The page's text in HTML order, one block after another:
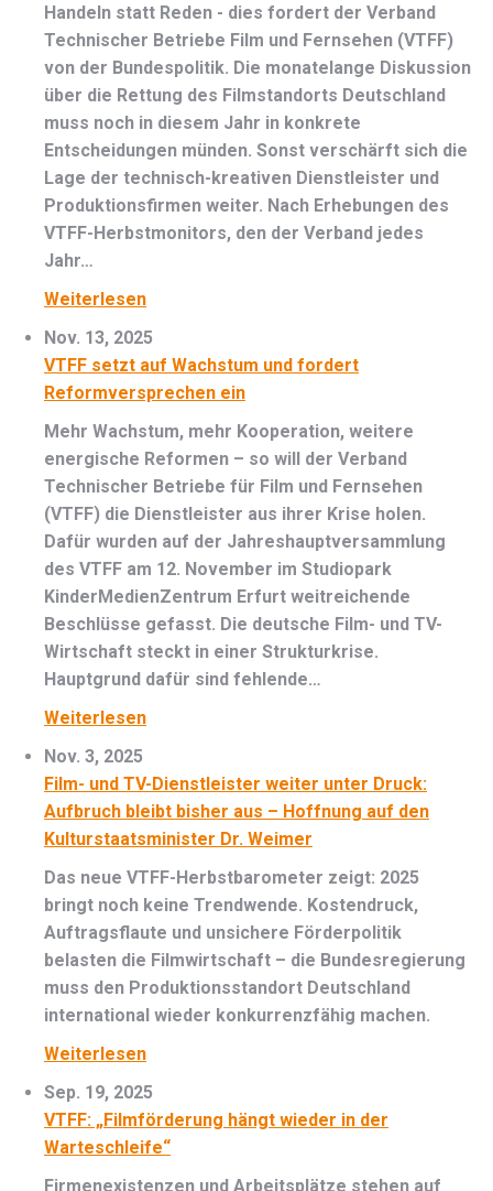
Handeln statt Reden - dies fordert der Verband
Technischer Betriebe Film und Fernsehen (VTFF)
von der Bundespolitik. Die monatelange Diskussion
über die Rettung des Filmstandorts Deutschland
muss noch in diesem Jahr in konkrete
Entscheidungen münden. Sonst verschärft sich die
Lage der technisch-kreativen Dienstleister und
Produktionsfirmen weiter. Nach Erhebungen des
VTFF-Herbstmonitors, den der Verband jedes
Jahr…
Weiterlesen
Nov. 13, 2025
VTFF setzt auf Wachstum und fordert
Reformversprechen ein
Mehr Wachstum, mehr Kooperation, weitere
energische Reformen – so will der Verband
Technischer Betriebe für Film und Fernsehen
(VTFF) die Dienstleister aus ihrer Krise holen.
Dafür wurden auf der Jahreshauptversammlung
des VTFF am 12. November im Studiopark
KinderMedienZentrum Erfurt weitreichende
Beschlüsse gefasst. Die deutsche Film- und TV-
Wirtschaft steckt in einer Strukturkrise.
Hauptgrund dafür sind fehlende…
Weiterlesen
Nov. 3, 2025
Film- und TV-Dienstleister weiter unter Druck:
Aufbruch bleibt bisher aus – Hoffnung auf den
Kulturstaatsminister Dr. Weimer
Das neue VTFF-Herbstbarometer zeigt: 2025
bringt noch keine Trendwende. Kostendruck,
Auftragsflaute und unsichere Förderpolitik
belasten die Filmwirtschaft – die Bundesregierung
muss den Produktionsstandort Deutschland
international wieder konkurrenzfähig machen.
Weiterlesen
Sep. 19, 2025
VTFF: „Filmförderung hängt wieder in der
Warteschleife“
Firmenexistenzen und Arbeitsplätze stehen auf